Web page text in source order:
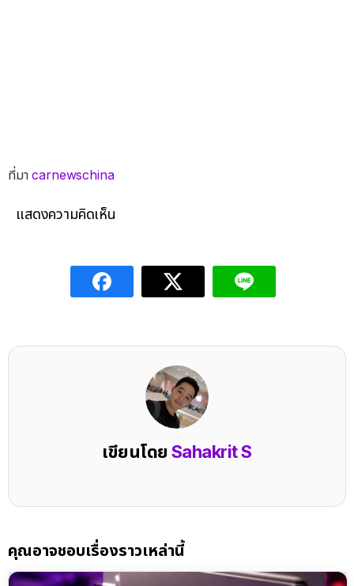
ที่มาcarnewschina
แสดงความคิดเห็น
เขียนโดยSahakrit S
คุณอาจชอบเรื่องราวเหล่านี้